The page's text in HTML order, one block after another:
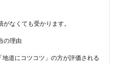
なくても受かります。
の理由
道にコツコツ」の方が評価される